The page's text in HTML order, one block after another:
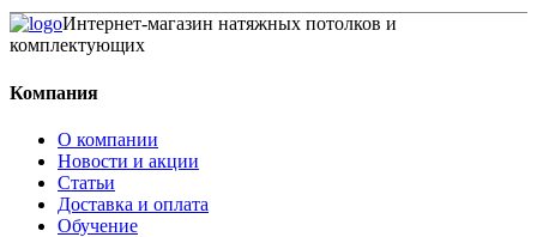
Интернет-магазин натяжных потолков и
комплектующих
Компания
О компании
Новости и акции
Статьи
Доставка и оплата
Обучение